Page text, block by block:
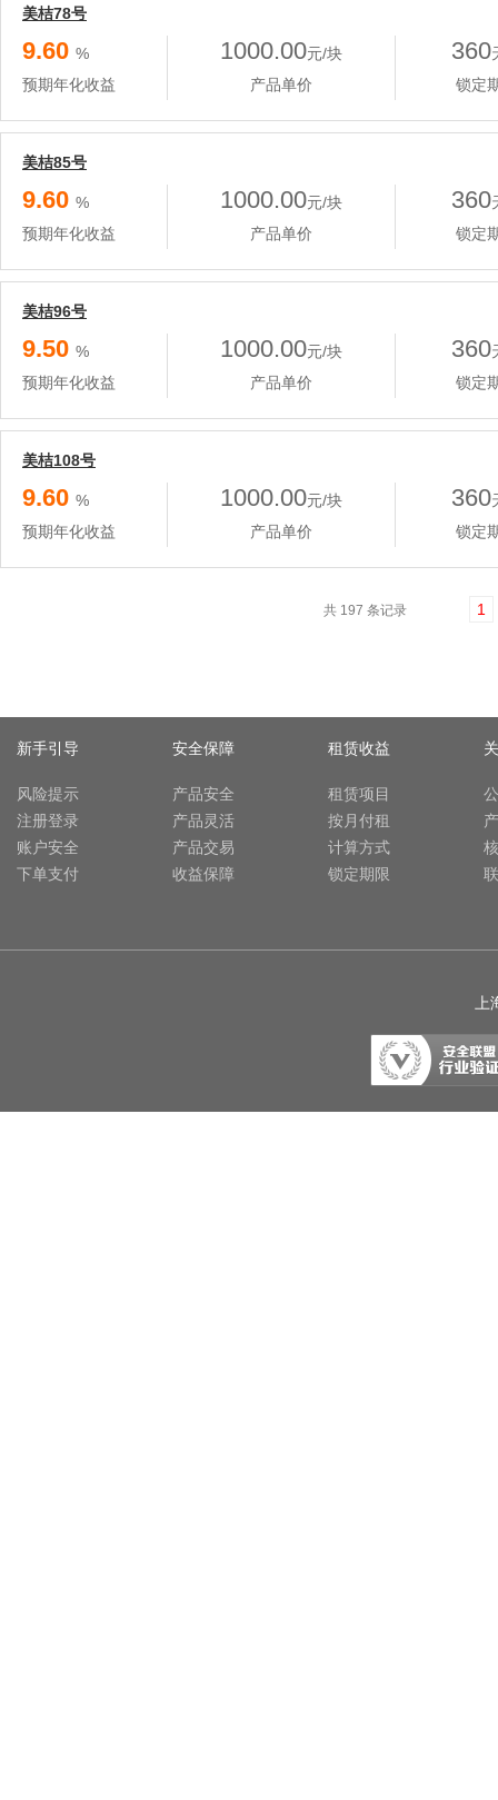
美桔78号
9.60 %
预期年化收益
1000.00元/块
产品单价
360
锁定
美桔85号
9.60 %
预期年化收益
1000.00元/块
产品单价
360
锁定
美桔96号
9.50 %
预期年化收益
1000.00元/块
产品单价
360
锁定
美桔108号
9.60 %
预期年化收益
1000.00元/块
产品单价
360
锁定
共 197 条记录 1
新手引导
风险提示
注册登录
账户安全
下单支付
安全保障
产品安全
产品灵活
产品交易
收益保障
租赁收益
租赁项目
按月付租
计算方式
锁定期限